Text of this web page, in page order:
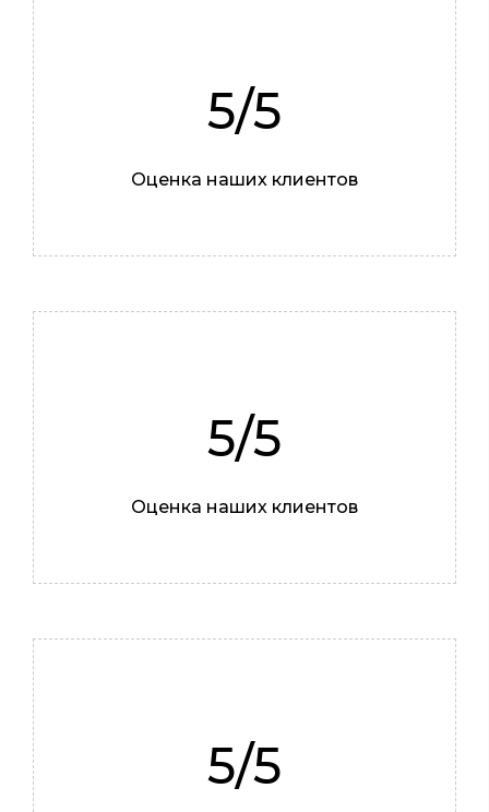
5/5
Оценка наших клиентов
5/5
Оценка наших клиентов
5/5